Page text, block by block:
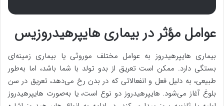
عوامل مؤثر در بیماری هایپرهیدروزیس
بیماری هایپرهیدروز به عوامل مختلف موروثی یا بیماری زمینه‌ای
بستگی دارد. ممکن است تعریق از بدو تولد با شما باشد، اما به‌طور
طبیعی، به دلیل فعل و انفعالاتی که در بدن رخ می‌دهد، تعریق در سن
بلوغ آغاز می‌شود. هایپرهیدروز دو نوع است، یا به‌صورت هایپرهیدروز